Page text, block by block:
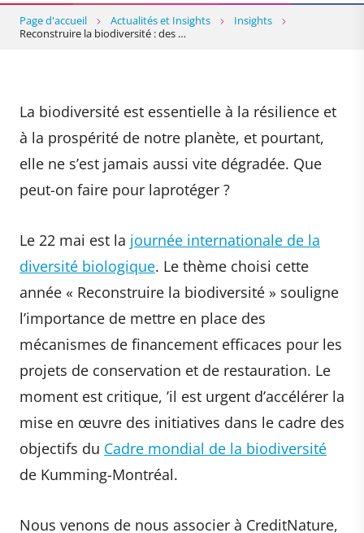
Page d'accueil Actualités et Insights
Insights
Reconstruire la biodiversité : des …
La biodiversité est essentielle à la résilience et
à la prospérité de notre planète, et pourtant,
elle ne s’est jamais aussi vite dégradée. Que
peut-on faire pour laprotéger ?
Le 22 mai est la journée internationale de la
diversité biologique. Le thème choisi cette
année « Reconstruire la biodiversité » souligne
l’importance de mettre en place des
mécanismes de financement efficaces pour les
projets de conservation et de restauration. Le
moment est critique, ’il est urgent d’accélérer la
mise en œuvre des initiatives dans le cadre des
objectifs du Cadre mondial de la biodiversité
de Kumming-Montréal.
Nous venons de nous associer à CreditNature,